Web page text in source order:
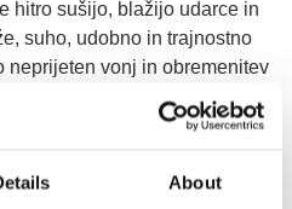
About
hitro sušijo, blažijo udarce in
suho, udobno in trajnostno
neprijeten vonj in obremenitev